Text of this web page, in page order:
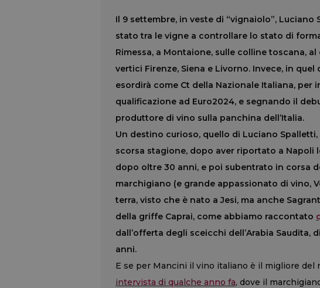
Il 9 settembre, in veste di “vignaiolo”,
stato tra le vigne a controllare lo stato di
Rimessa, a Montaione, sulle colline toscana,
vertici Firenze, Siena e Livorno. Invece, in
esordirà come Ct della Nazionale Italiana, per
qualificazione ad Euro2024, e segnando il
produttore di vino sulla panchina dell’Italia.
Un destino curioso, quello di Luciano
scorsa stagione, dopo aver riportato a Napoli
dopo oltre 30 anni, e poi subentrato in corsa
marchigiano (e grande appassionato di vino,
terra, visto che è nato a Jesi, ma anche
della griffe Caprai, come abbiamo raccontato
dall’offerta degli sceicchi dell’Arabia Saudita,
anni.
E se per Mancini il vino italiano è il migliore del
intervista di qualche anno fa, dove il